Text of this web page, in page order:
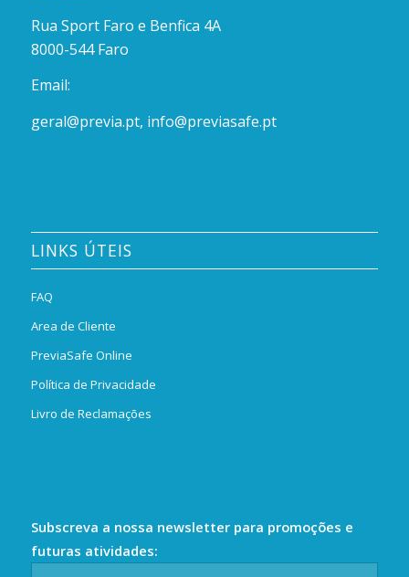
Rua Sport Faro e Benfica 4A
8000-544 Faro
Email:
geral@previa.pt, info@previasafe.pt
LINKS ÚTEIS
FAQ
Area de Cliente
PreviaSafe Online
Política de Privacidade
Livro de Reclamações
Subscreva a nossa newsletter para promoções e
futuras atividades: